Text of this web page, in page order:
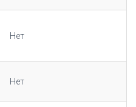
Нет
Нет